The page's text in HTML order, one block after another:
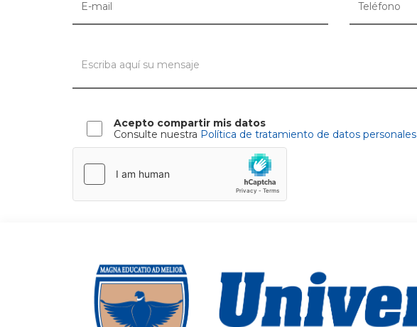
Acepto compartir mis datos
Consulte nuestra Política de tratamiento de datos personales